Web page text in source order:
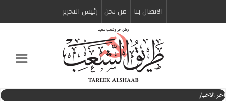
الاتصال بنا من نحن رئیس التحریر
اخر الاخبار